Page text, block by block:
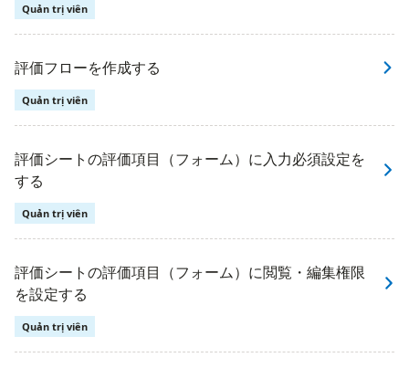
Quản trị viên
評価フローを作成する
Quản trị viên
評価シートの評価項目（フォーム）に入力必須設定を
する
Quản trị viên
評価シートの評価項目（フォーム）に閲覧・編集権限
を設定する
Quản trị viên